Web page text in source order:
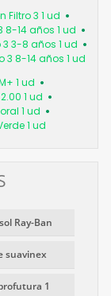
Filtro 3 1 ud
8-14 años 1 ud
3-8 años 1 ud
3 8-14 años 1 ud
1 ud
1 ud
1 ud
1 ud
Ray-Ban
suavinex
1